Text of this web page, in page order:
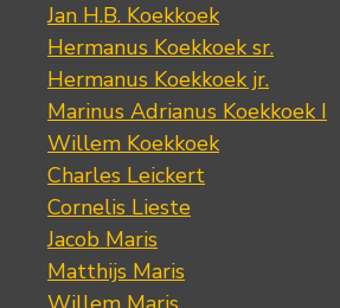
Jan H.B. Koekkoek
Hermanus Koekkoek sr.
Hermanus Koekkoek jr.
Marinus Adrianus Koekkoek I
Willem Koekkoek
Charles Leickert
Cornelis Lieste
Jacob Maris
Matthijs Maris